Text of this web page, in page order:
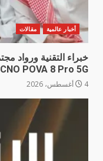
أخبار عالمية مقالات
خبراء التقنية ورواد
POVA 8 Pro 5G
4 أغسطس، 2026